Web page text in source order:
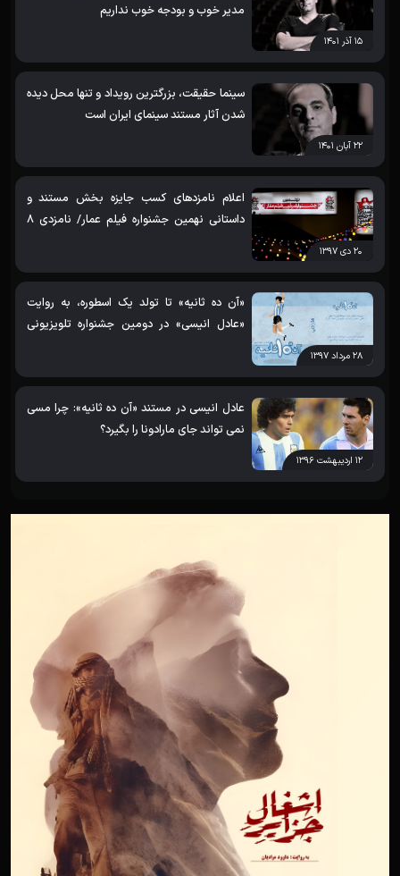
۱۵ آذر ۱۴۰۱
مدیر خوب و بودجه خوب نداریم
۲۲ آبان ۱۴۰۱
سینما حقیقت، بزرگترین رویداد و تنها محل دیده
شدن آثار مستند سینمای ایران است
۲۰ دی ۱۳۹۷
اعلام نامزدهای کسب جایزه بخش مستند و
داستانی نهمین جشنواره فیلم عمار/ نامزدی 8
۲۸ مرداد ۱۳۹۷
«آن ده ثانیه» تا تولد یک اسطوره، به روایت
«عادل انیسی» در دومین جشنواره تلویزیونی
۱۲ اردیبهشت ۱۳۹۶
عادل انیسی در مستند «آن ده ثانیه»: چرا مسی
نمی تواند جای مارادونا را بگیرد؟